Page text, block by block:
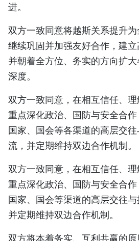
进。
双方一致同意将越斯关系提升
继续巩固并加强友好合作，建立
并朝着全方位、务实的方向扩
深度。
双方一致同意，在相互信任、理
重点深化政治、国防与安全合作
国家、国会等各渠道的高层交
流，并定期维持双边合作机制。
双方一致同意，在相互信任、理
重点深化政治、国防与安全合作
国家、国会等渠道的高层交往
并定期维持双边合作机制。
双方将本着务实、互利共赢的